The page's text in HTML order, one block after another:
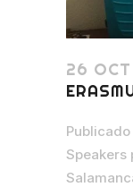
26 OCT
Speakers